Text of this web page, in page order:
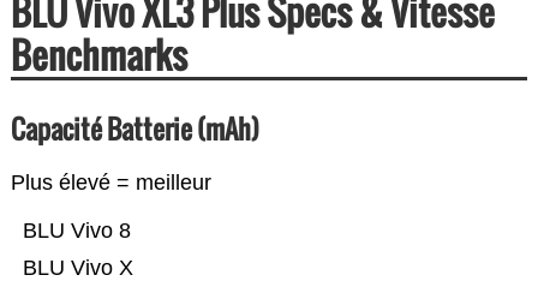
BLU Vivo XL3 Plus Specs & Vitesse
Benchmarks
Capacité Batterie (mAh)
Plus élevé = meilleur
BLU Vivo X
BLU Vivo 8